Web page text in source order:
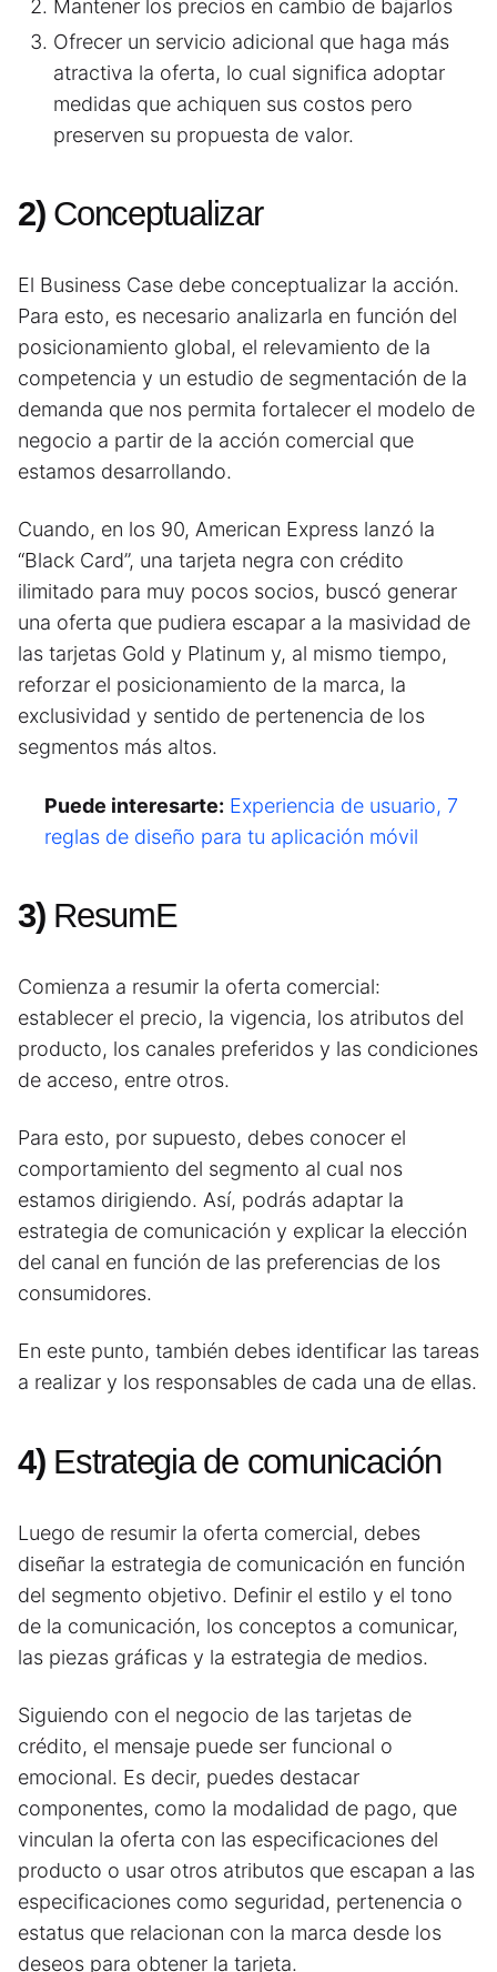
Mantener los precios en cambio de bajarlos
Ofrecer un servicio adicional que haga más
atractiva la oferta, lo cual significa adoptar
medidas que achiquen sus costos pero
preserven su propuesta de valor.
2)Conceptualizar
El Business Case debe conceptualizar la acción.
Para esto, es necesario analizarla en función del
posicionamiento global, el relevamiento de la
competencia y un estudio de segmentación de la
demanda que nos permita fortalecer el modelo de
negocio a partir de la acción comercial que
estamos desarrollando.
Cuando, en los 90, American Express lanzó la
“Black Card”, una tarjeta negra con crédito
ilimitado para muy pocos socios, buscó generar
una oferta que pudiera escapar a la masividad de
las tarjetas Gold y Platinum y, al mismo tiempo,
reforzar el posicionamiento de la marca, la
exclusividad y sentido de pertenencia de los
segmentos más altos.
Puede interesarte: Experiencia de usuario, 7
reglas de diseño para tu aplicación móvil
3)ResumE
Comienza a resumir la oferta comercial:
establecer el precio, la vigencia, los atributos del
producto, los canales preferidos y las condiciones
de acceso, entre otros.
Para esto, por supuesto, debes conocer el
comportamiento del segmento al cual nos
estamos dirigiendo. Así, podrás adaptar la
estrategia de comunicación y explicar la elección
del canal en función de las preferencias de los
consumidores.
En este punto, también debes identificar las tareas
a realizar y los responsables de cada una de ellas.
4)Estrategia de comunicación
Luego de resumir la oferta comercial, debes
diseñar la estrategia de comunicación en función
del segmento objetivo. Definir el estilo y el tono
de la comunicación, los conceptos a comunicar,
las piezas gráficas y la estrategia de medios.
Siguiendo con el negocio de las tarjetas de
crédito, el mensaje puede ser funcional o
emocional. Es decir, puedes destacar
componentes, como la modalidad de pago, que
vinculan la oferta con las especificaciones del
producto o usar otros atributos que escapan a las
especificaciones como seguridad, pertenencia o
estatus que relacionan con la marca desde los
deseos para obtener la tarjeta.